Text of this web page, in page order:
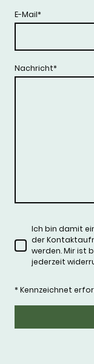
E-Mail*
Nachricht*
Ich bin damit
der
werden. Mir ist
jederzeit
* Kennzeichnet